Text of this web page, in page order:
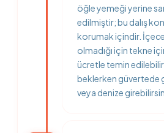
öğle yemeği yerine
edilmiştir; bu dalış
korumak içindir.
olmadığı için tekne
ücretle temin edilebilir.
beklerken güvertede
veya denize